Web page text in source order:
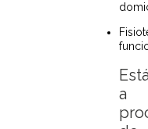
Fisioterapia
a